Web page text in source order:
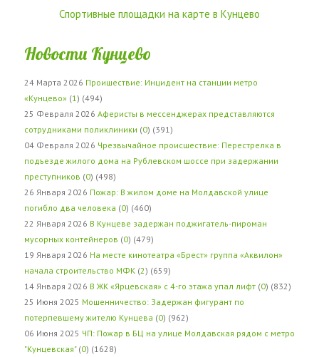
Спортивные площадки на карте в Кунцево
Новости Кунцево
24 Марта 2026 Проишествие: Инцидент на станции метро
«Кунцево» (1 ) (494)
25 Февраля 2026 Аферисты в мессенджерах представляются
сотрудниками поликлиники (0) (391)
04 Февраля 2026 Чрезвычайное происшествие: Перестрелка в
подъезде жилого дома на Рублевском шоссе при задержании
преступников (0) (498)
26 Января 2026 Пожар: В жилом доме на Молдавской улице
погибло два человека (0) (460)
22 Января 2026 В Кунцеве задержан поджигатель-пироман
мусорных контейнеров (0) (479)
19 Января 2026 На месте кинотеатра «Брест» группа «Аквилон»
начала строительство МФК (2) (659)
14 Января 2026 В ЖК «Ярцевская» с 4-го этажа упал лифт (0) (832)
25 Июня 2025 Мошенничество: Задержан фигурант по
потерпевшему жителю Кунцева (0) (962)
06 Июня 2025 ЧП: Пожар в БЦ на улице Молдавская рядом с метро
"Кунцевская" (0) (1628)